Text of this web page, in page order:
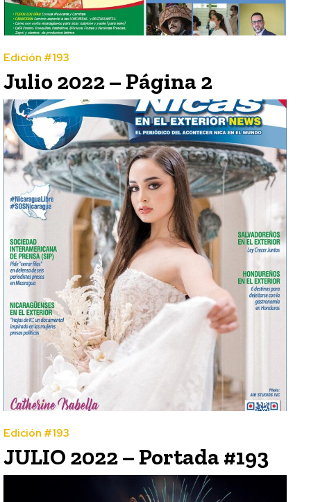
Edición #193
Julio 2022 – Página 2
Edición #193
JULIO 2022 – Portada #193